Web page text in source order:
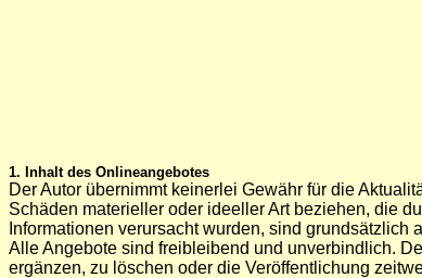
1. Inhalt des Onlineangebotes
Der Autor übernimmt keinerlei Gewähr für die
Schäden materieller oder ideeller Art beziehen, die
Informationen verursacht wurden, sind
Alle Angebote sind freibleibend und unverbindlich.
ergänzen, zu löschen oder die Veröffentlichung